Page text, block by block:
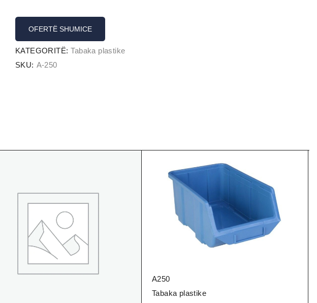
OFERTË SHUMICE
KATEGORITË: Tabaka plastike
SKU: A-250
A250
Tabaka plastike